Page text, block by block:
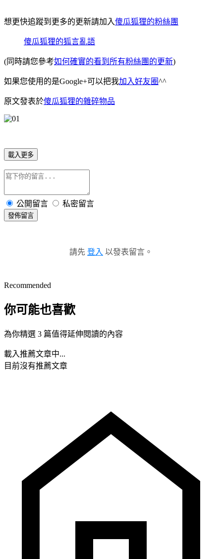
想更快追蹤到更多的更新請加入傻瓜狐狸的粉絲團
傻瓜狐狸的狐言亂語
(同時請您參考如何確實的看到所有粉絲團的更新)
如果您使用的是Google+可以把我加入好友圈^^
原文發表於傻瓜狐狸的雜碎物品
載入更多
公開留言 私密留言
發佈留言
請先 登入 以發表留言。
Recommended
你可能也喜歡
為你精選 3 篇值得延伸閱讀的內容
載入推薦文章中...
目前沒有推薦文章